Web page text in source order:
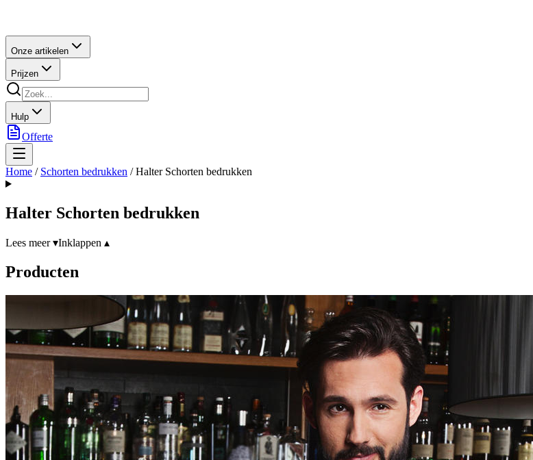
Onze artikelen
Prijzen
Hulp
Offerte
Home / Schorten bedrukken /Halter Schorten bedrukken
Halter Schorten bedrukken
Lees meer ▾Inklappen ▴
Producten